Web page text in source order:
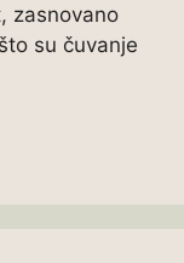
zasnovano
su čuvanje